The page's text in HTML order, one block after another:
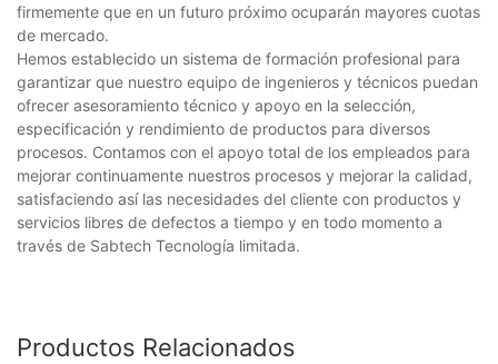
firmemente que en un futuro próximo ocuparán mayores cuotas
de mercado.
Hemos establecido un sistema de formación profesional para
garantizar que nuestro equipo de ingenieros y técnicos puedan
ofrecer asesoramiento técnico y apoyo en la selección,
especificación y rendimiento de productos para diversos
procesos. Contamos con el apoyo total de los empleados para
mejorar continuamente nuestros procesos y mejorar la calidad,
satisfaciendo así las necesidades del cliente con productos y
servicios libres de defectos a tiempo y en todo momento a
través de Sabtech Tecnología limitada.
Productos Relacionados